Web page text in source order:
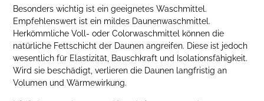
Besonders wichtig ist ein geeignetes Waschmittel.
Empfehlenswert ist ein mildes Daunenwaschmittel.
Herkömmliche Voll- oder Colorwaschmittel können die
natürliche Fettschicht der Daunen angreifen. Diese ist jedoch
wesentlich für Elastizität, Bauschkraft und Isolationsfähigkeit.
Wird sie beschädigt, verlieren die Daunen langfristig an
Volumen und Wärmewirkung.